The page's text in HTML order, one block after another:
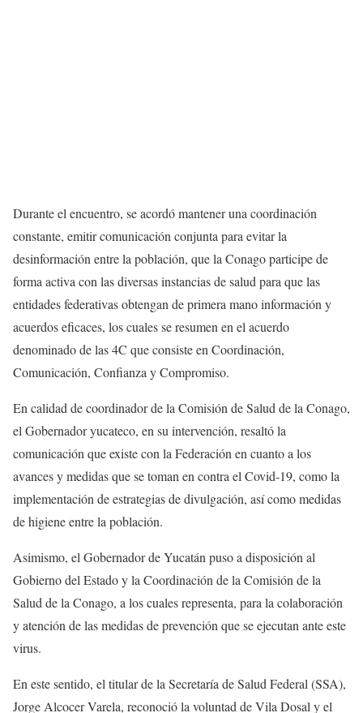
Durante el encuentro, se acordó mantener una coordinación
constante, emitir comunicación conjunta para evitar la
desinformación entre la población, que la Conago participe de
forma activa con las diversas instancias de salud para que las
entidades federativas obtengan de primera mano información y
acuerdos eficaces, los cuales se resumen en el acuerdo
denominado de las 4C que consiste en Coordinación,
Comunicación, Confianza y Compromiso.
En calidad de coordinador de la Comisión de Salud de la Conago,
el Gobernador yucateco, en su intervención, resaltó la
comunicación que existe con la Federación en cuanto a los
avances y medidas que se toman en contra el Covid-19, como la
implementación de estrategias de divulgación, así como medidas
de higiene entre la población.
Asimismo, el Gobernador de Yucatán puso a disposición al
Gobierno del Estado y la Coordinación de la Comisión de la
Salud de la Conago, a los cuales representa, para la colaboración
y atención de las medidas de prevención que se ejecutan ante este
virus.
En este sentido, el titular de la Secretaría de Salud Federal (SSA),
Jorge Alcocer Varela, reconoció la voluntad de Vila Dosal y el